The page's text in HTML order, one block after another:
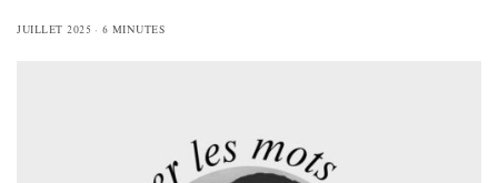
JUILLET 2025 6 MINUTES